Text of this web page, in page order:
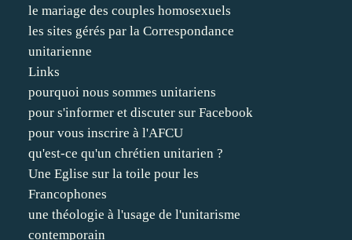
le mariage des couples homosexuels
les sites gérés par la Correspondance
unitarienne
Links
pourquoi nous sommes unitariens
pour s'informer et discuter sur Facebook
pour vous inscrire à l'AFCU
qu'est-ce qu'un chrétien unitarien ?
Une Eglise sur la toile pour les
Francophones
une théologie à l'usage de l'unitarisme
contemporain